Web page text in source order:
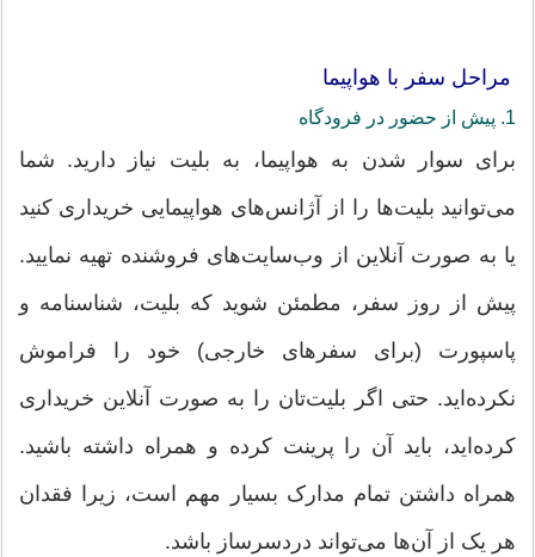
مراحل سفر با هواپیما
1. پیش از حضور در فرودگاه
برای سوار شدن به هواپیما، به بلیت نیاز دارید. شما
می‌توانید بلیت‌ها را از آژانس‌های هواپیمایی خریداری کنید
یا به صورت آنلاین از وب‌سایت‌های فروشنده تهیه نمایید.
پیش از روز سفر، مطمئن شوید که بلیت، شناسنامه و
پاسپورت (برای سفرهای خارجی) خود را فراموش
نکرده‌اید. حتی اگر بلیت‌تان را به صورت آنلاین خریداری
کرده‌اید، باید آن را پرینت کرده و همراه داشته باشید.
همراه داشتن تمام مدارک بسیار مهم است، زیرا فقدان
هر یک از آن‌ها می‌تواند دردسرساز باشد.